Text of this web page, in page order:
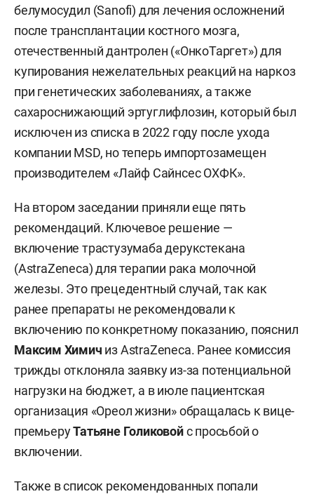
белумосудил (Sanofi) для лечения осложнений
после трансплантации костного мозга,
отечественный дантролен («ОнкоТаргет») для
купирования нежелательных реакций на наркоз
при генетических заболеваниях, а также
сахароснижающий эртуглифлозин, который был
исключен из списка в 2022 году после ухода
компании MSD, но теперь импортозамещен
производителем «Лайф Сайнсес ОХФК».
На втором заседании приняли еще пять
рекомендаций. Ключевое решение —
включение трастузумаба дерукстекана
(AstraZeneca) для терапии рака молочной
железы. Это прецедентный случай, так как
ранее препараты не рекомендовали к
включению по конкретному показанию, пояснил
Максим Химич из AstraZeneca. Ранее комиссия
трижды отклоняла заявку из-за потенциальной
нагрузки на бюджет, а в июле пациентская
организация «Ореол жизни» обращалась к вице-
премьеруТатьяне Голиковойс просьбой о
включении.
Также в список рекомендованных попали